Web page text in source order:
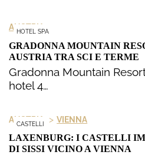
HOTEL SPA
AUSTRIA
GRADONNA MOUNTAIN
AUSTRIA TRA SCI E TERME
Gradonna Mountain
hotel 4…
CASTELLI
AUSTRIA > VIENNA
LAXENBURG: I CASTELLI
DI SISSI VICINO A VIENNA